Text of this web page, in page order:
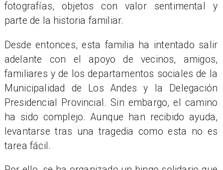
fotografías, objetos con valor sentimental y
parte de la historia familiar.
Desde entonces, esta familia ha intentado salir
adelante con el apoyo de vecinos, amigos,
familiares y de los departamentos sociales de la
Municipalidad de Los Andes y la Delegación
Presidencial Provincial. Sin embargo, el camino
ha sido complejo. Aunque han recibido ayuda,
levantarse tras una tragedia como esta no es
tarea fácil.